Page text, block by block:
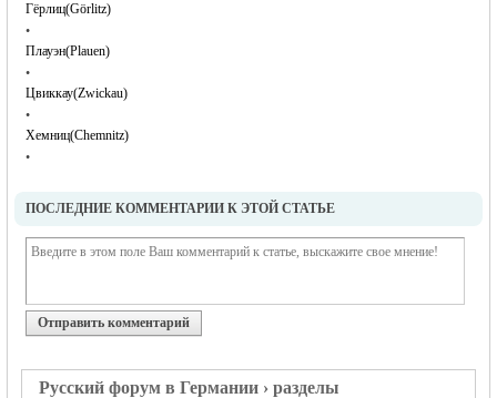
Гёрлиц(Görlitz)
•
Плауэн(Plauen)
•
Цвиккау(Zwickau)
•
Хемниц(Chemnitz)
•
ПОСЛЕДНИЕ КОММЕНТАРИИ К ЭТОЙ СТАТЬЕ
Отправить комментарий
Русский форум в Германии › разделы